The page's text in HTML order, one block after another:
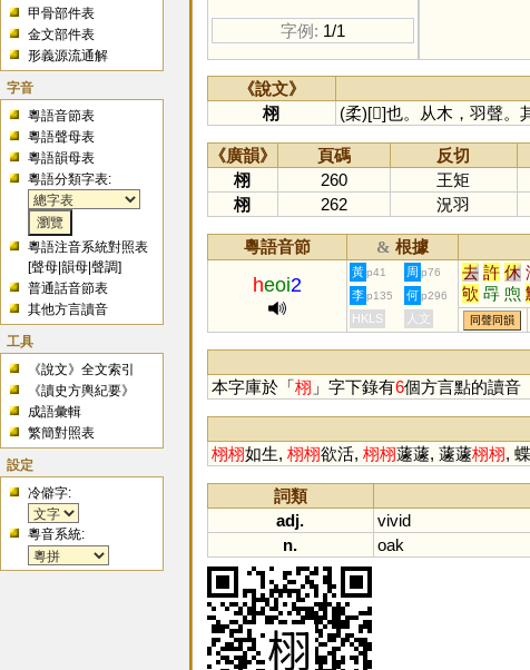
甲骨部件表
金文部件表
形義源流通解
字音
粵語音節表
粵語聲母表
粵語韻母表
粵語分類字表:
粵語注音系統對照表
[聲母 |韻母 |聲調]
普通話音節表
其他方言讀音
工具
《說文》全文索引
《讀史方輿紀要》
成語彙輯
繁簡對照表
設定
冷僻字:
粵音系統:
字例: 1/1
《說文》
栩
(柔)[𣏗]也。从木，羽聲。
《廣韻》 頁碼 反切
栩
260
王矩
栩
262 況羽
粵語音節 & 根據
heoi2
黃 p41 周 p76 去 許 休
欨 冔 喣
李 p135 何 p296
HKLS 人文 同聲同韻
本字庫於「栩 」字下錄有6個方言點的讀音
栩栩如生, 栩栩欲活, 栩栩蘧蘧, 蘧蘧栩栩,
詞類
adj.
vivid
n.
oak